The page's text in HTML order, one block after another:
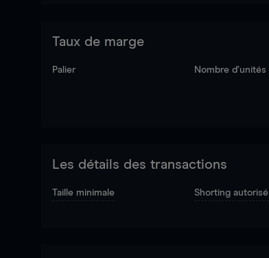
Taux de marge
Palier Nombre d’unités
Les détails des transactions
Taille minimale Shorting autorisé